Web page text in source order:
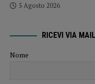
5 Agosto 2026
RICEVI VIA
Nome